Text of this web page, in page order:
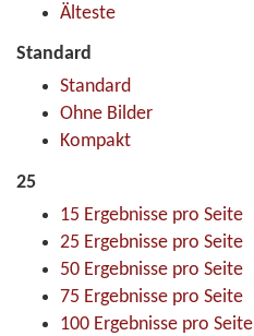
Älteste
Standard
Standard
Ohne Bilder
Kompakt
25
15 Ergebnisse pro Seite
25 Ergebnisse pro Seite
50 Ergebnisse pro Seite
75 Ergebnisse pro Seite
100 Ergebnisse pro Seite